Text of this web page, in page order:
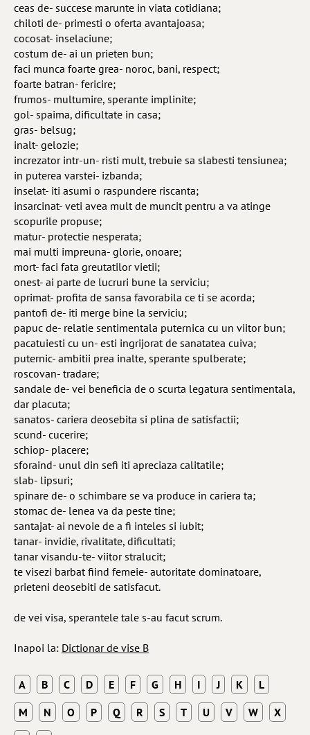
ceas de- succese marunte in viata cotidiana;
chiloti de- primesti o oferta avantajoasa;
cocosat- inselaciune;
costum de- ai un prieten bun;
faci munca foarte grea- noroc, bani, respect;
foarte batran- fericire;
frumos- multumire, sperante implinite;
gol- spaima, dificultate in casa;
gras- belsug;
inalt- gelozie;
increzator intr-un- risti mult, trebuie sa slabesti tensiunea;
in puterea varstei- izbanda;
inselat- iti asumi o raspundere riscanta;
insarcinat- veti avea mult de muncit pentru a va atinge
scopurile propuse;
matur- protectie nesperata;
mai multi impreuna- glorie, onoare;
mort- faci fata greutatilor vietii;
onest- ai parte de lucruri bune la serviciu;
oprimat- profita de sansa favorabila ce ti se acorda;
pantofi de- iti merge bine la serviciu;
papuc de- relatie sentimentala puternica cu un viitor bun;
pacatuiesti cu un- esti ingrijorat de sanatatea cuiva;
puternic- ambitii prea inalte, sperante spulberate;
roscovan- tradare;
sandale de- vei beneficia de o scurta legatura sentimentala,
dar placuta;
sanatos- cariera deosebita si plina de satisfactii;
scund- cucerire;
schiop- placere;
sforaind- unul din sefi iti apreciaza calitatile;
slab- lipsuri;
spinare de- o schimbare se va produce in cariera ta;
stomac de- lenea va da peste tine;
santajat- ai nevoie de a fi inteles si iubit;
tanar- invidie, rivalitate, dificultati;
tanar visandu-te- viitor stralucit;
te visezi barbat fiind femeie- autoritate dominatoare,
prieteni deosebiti de satisfacut.
de vei visa, sperantele tale s-au facut scrum.
Inapoi la: Dictionar de vise B
A B C D E F G H I J K
L
M
N O P Q R S T U V W
X